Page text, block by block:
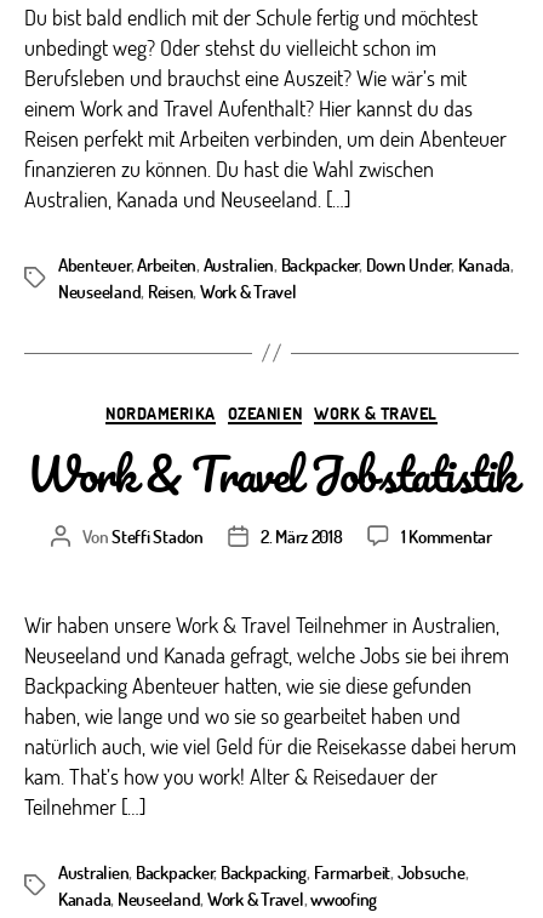
Du bist bald endlich mit der Schule fertig und möchtest
unbedingt weg? Oder stehst du vielleicht schon im
Berufsleben und brauchst eine Auszeit? Wie wär’s mit
einem Work and Travel Aufenthalt? Hier kannst du das
Reisen perfekt mit Arbeiten verbinden, um dein Abenteuer
finanzieren zu können. Du hast die Wahl zwischen
Australien, Kanada und Neuseeland. […]
Schlagwörter
Abenteuer,Arbeiten, Australien, Backpacker, Down Under, Kanada,
Neuseeland, Reisen, Work & Travel
Kategorien
NORDAMERIKA OZEANIEN WORK & TRAVEL
Work & Travel Jobstatistik
Beitragsautor
VonSteffi Stadon Veröffentlichungsdatum
2. März 2018 1 Kommentarzu
Wir haben unsere Work & Travel Teilnehmer in Australien,
Neuseeland und Kanada gefragt, welche Jobs sie bei ihrem
Backpacking Abenteuer hatten, wie sie diese gefunden
haben, wie lange und wo sie so gearbeitet haben und
natürlich auch, wie viel Geld für die Reisekasse dabei herum
kam. That’s how you work! Alter & Reisedauer der
Teilnehmer […]
Schlagwörter
Australien, Backpacker, Backpacking, Farmarbeit, Jobsuche,
Kanada, Neuseeland, Work & Travel,wwoofing